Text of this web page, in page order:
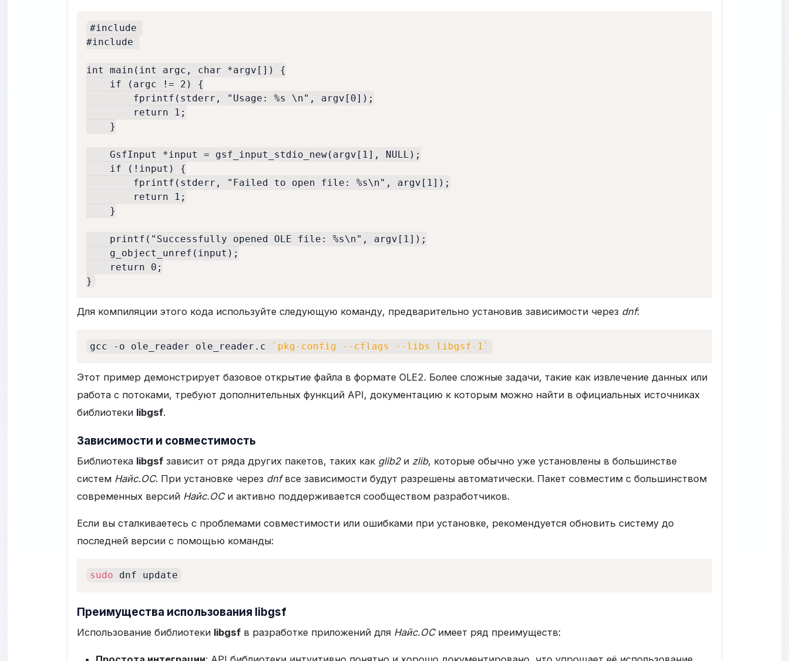
#include
#include
int main(int argc, char *argv[]) {
    if (argc != 2) {
        fprintf(stderr, "Usage: %s \n", argv[0]);
        return 1;
    }
    GsfInput *input = gsf_input_stdio_new(argv[1], NULL);
    if (!input) {
        fprintf(stderr, "Failed to open file: %s\n", argv[1]);
        return 1;
    }
    printf("Successfully opened OLE file: %s\n", argv[1]);
    g_object_unref(input);
    return 0;
Для компиляции этого кода используйте следующую команду, предварительно установив зависимости через dnf:
gcc -o ole_reader ole_reader.c ` pkg-config --cflags --libs libgsf-1`
Этот пример демонстрирует базовое открытие файла в формате OLE2. Более сложные задачи, такие как извлечение данных или
работа с потоками, требуют дополнительных функций API, документацию к которым можно найти в официальных источниках
библиотеки libgsf.
Зависимости и совместимость
Библиотека libgsf зависит от ряда других пакетов, таких как glib2и zlib, которые обычно уже установлены в большинстве
систем Найс.ОС. При установке через dnfвсе зависимости будут разрешены автоматически. Пакет совместим с большинством
современных версий Найс.ОСи активно поддерживается сообществом разработчиков.
Если вы сталкиваетесь с проблемами совместимости или ошибками при установке, рекомендуется обновить систему до
последней версии с помощью команды:
sudo dnf update
Преимущества использования libgsf
Использование библиотеки libgsf в разработке приложений для Найс.ОСимеет ряд преимуществ: